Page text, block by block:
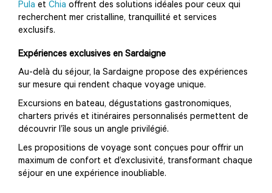
Pula et Chia offrent des solutions idéales pour ceux qui
recherchent mer cristalline, tranquillité et services
exclusifs.
Expériences exclusives en Sardaigne
Au-delà du séjour, la Sardaigne propose des expériences
sur mesure qui rendent chaque voyage unique.
Excursions en bateau, dégustations gastronomiques,
charters privés et itinéraires personnalisés permettent de
découvrir l’île sous un angle privilégié.
Les propositions de voyage sont conçues pour offrir un
maximum de confort et d’exclusivité, transformant chaque
séjour en une expérience inoubliable.